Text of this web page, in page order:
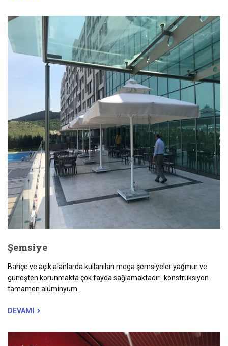
Şemsiye
Bahçe ve açık alanlarda kullanılan mega şemsiyeler yağmur ve
güneşten korunmakta çok fayda sağlamaktadır. konstrüksiyon
tamamen alüminyum...
DEVAMI